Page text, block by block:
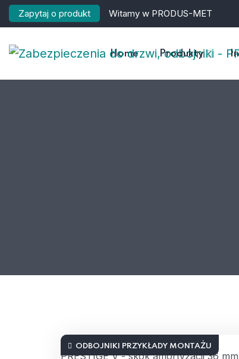
Zapytaj o produkt Witamy w PRODUS-MET
Home Produkty
ODBOJNIKI PRZYKŁADY MONTAŻU